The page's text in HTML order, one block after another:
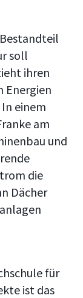
soll
ihren
Energien
einem
am
und
die
Dächer
für
ist das